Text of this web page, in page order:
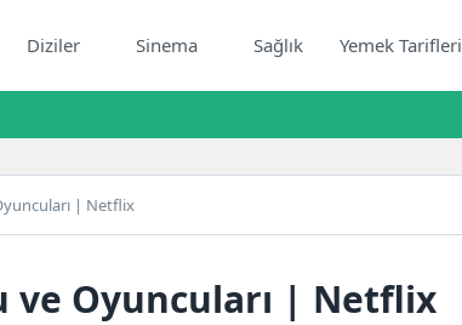
Diziler Sinema Sağlık Yemek Tarifleri
| Netflix
ve Oyuncuları | Netflix